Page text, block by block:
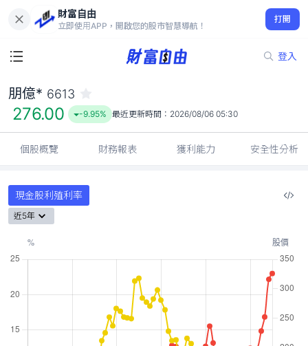
財富自由
立即使用APP，開啟您的股市智慧導航！
打開
登入
276.00
-9.95%
朋億* 6613
276.00 -9.95% 最近更新時間： 2026/08/06 05:30
個股概覽 財務報表 獲利能力 安全性分析
現金股利殖利率
近5年